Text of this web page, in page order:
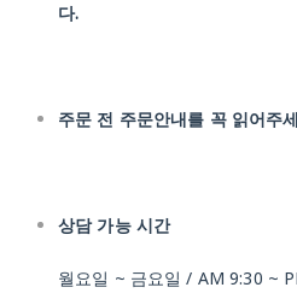
다.
주문 전 주문안내를 꼭 읽어주
상담 가능 시간
월요일 ~ 금요일 / AM 9:30 ~